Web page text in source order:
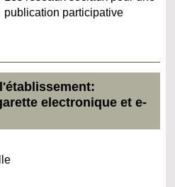
publication participative
electronique et e-